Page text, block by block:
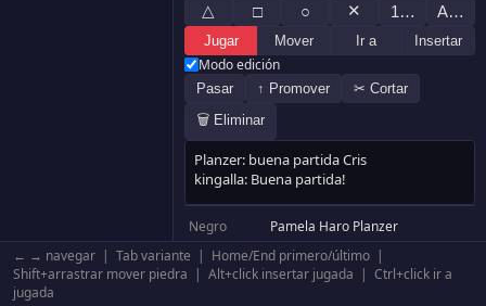
△ □ ○ ✕ 1… A…
Jugar Mover Ir a Insertar
Modo edición
Pasar ↑ Promover
✂ Cortar
🗑 Eliminar
Negro
Pamela Haro Planzer
Blanco
Cristina Gálvez
Resultado
Blanco +61.5
← → navegar | Tab variante | Home/End primero/último |
Shift+arrastrar mover piedra | Alt+click insertar jugada | Ctrl+click ir a
jugada